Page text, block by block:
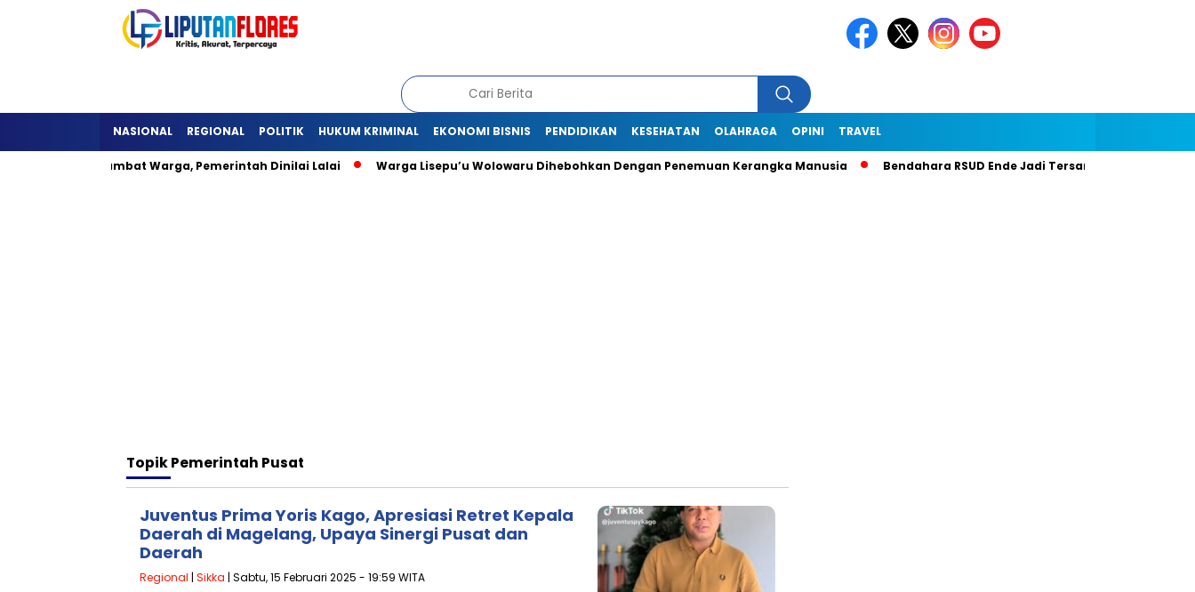
NASIONAL REGIONAL POLITIK HUKUM KRIMINAL EKONOMI BISNIS PENDIDIKAN KESEHATAN OLAHRAGA OPINI TRAVEL
Detukeli Hambat Warga, Pemerintah Dinilai Lalai Warga Lisepu’u Wolowaru Dihebohkan Dengan Penemuan Kerangka Manusia Bendahara RSUD Ende Jadi Tersangka Dugaan
TopikPemerintah Pusat
Juventus Prima Yoris Kago, Apresiasi Retret Kepala
Daerah di Magelang, Upaya Sinergi Pusat dan
Daerah
Regional | Sikka | Sabtu, 15 Februari 2025 - 19:59 WITA